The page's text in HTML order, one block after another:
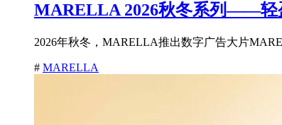
MARELLA 2026秋冬系列——轻
2026年秋冬，MARELLA推出数字广告大片
# MARELLA